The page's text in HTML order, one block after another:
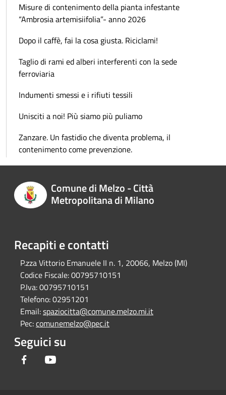
Misure di contenimento della pianta infestante
“Ambrosia artemisiifolia”- anno 2026
Dopo il caffè, fai la cosa giusta. Riciclami!
Taglio di rami ed alberi interferenti con la sede
ferroviaria
Indumenti smessi e i rifiuti tessili
Unisciti a noi! Più siamo più puliamo
Zanzare. Un fastidio che diventa problema, il
contenimento come prevenzione.
Comune di Melzo - Città
Metropolitana di Milano
Recapiti e contatti
P.zza Vittorio Emanuele II n. 1, 20066, Melzo (MI)
Codice Fiscale:00795710151
P.Iva:00795710151
Telefono:02951201
Email:spaziocitta@comune.melzo.mi.it
Pec:comunemelzo@pec.it
Seguici su
Facebook